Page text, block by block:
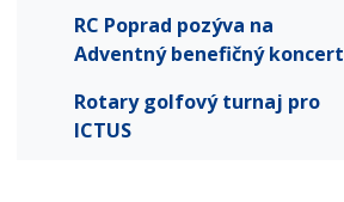
RC Poprad pozýva na
Adventný benefičný koncert
Rotary golfový turnaj pro
ICTUS